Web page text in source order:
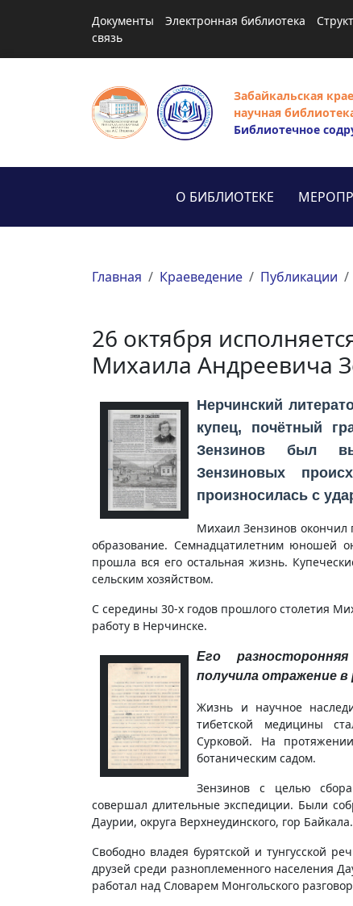
Документы Электронная библиотека
связь
Забайкальская
научная
Библиотечное
О БИБЛИОТЕКЕ
Главная Краеведение Публикации
26 октября
Михаила Андреевича
Нерчинский
купец, почётный
Зензинов был
Зензиновых
произносилась с
Михаил Зензинов окончил
образование. Семнадцатилетним юношей
прошла вся его остальная жизнь.
сельским хозяйством.
С середины 30-х годов прошлого столетия
работу в Нерчинске.
Его
получила отражение
Жизнь и научное
тибетской медицины
Сурковой. На
ботаническим садом.
Зензинов с целью сбора
совершал длительные экспедиции. Были
Даурии, округа Верхнеудинского, гор Байкала.
Свободно владея бурятской и тунгусской
друзей среди разноплеменного населения
работал над Словарем Монгольского